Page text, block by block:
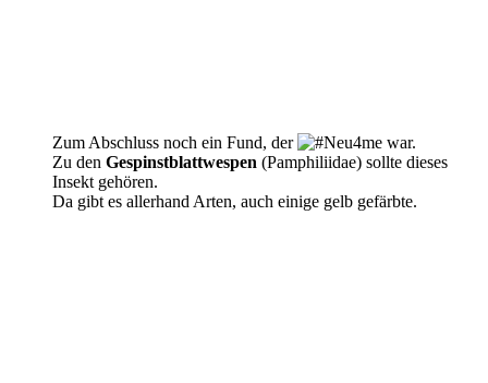
Zum Abschluss noch ein Fund, der
war.
Zu den Gespinstblattwespen (Pamphiliidae) sollte dieses
Insekt gehören.
Da gibt es allerhand Arten, auch einige gelb gefärbte.